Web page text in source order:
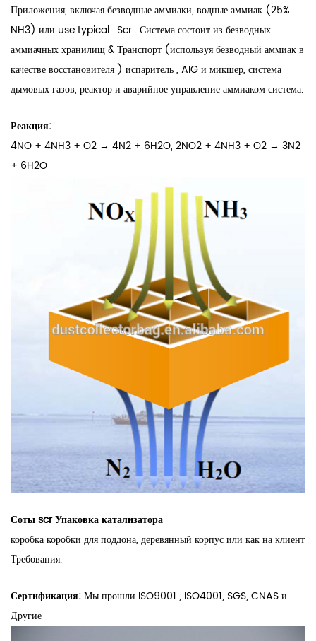
Приложения, включая безводные аммиаки, водные аммиак (25%
NH3) или use.typical . Scr . Система состоит из безводных
аммиачных хранилищ & Транспорт (используя безводный аммиак в
качестве восстановителя ) испаритель , AIG и микшер, система
дымовых газов, реактор и аварийное управление аммиаком система.
Реакция:
4NO + 4NH3 + O2 → 4N2 + 6H2O, 2NO2 + 4NH3 + O2 → 3N2
+ 6H2O
Соты scr Упаковка катализатора
коробка коробки для поддона, деревянный корпус или как на клиент
Требования.
Сертификация:Мы прошли ISO9001 , ISO4001, SGS, CNAS и
Другие